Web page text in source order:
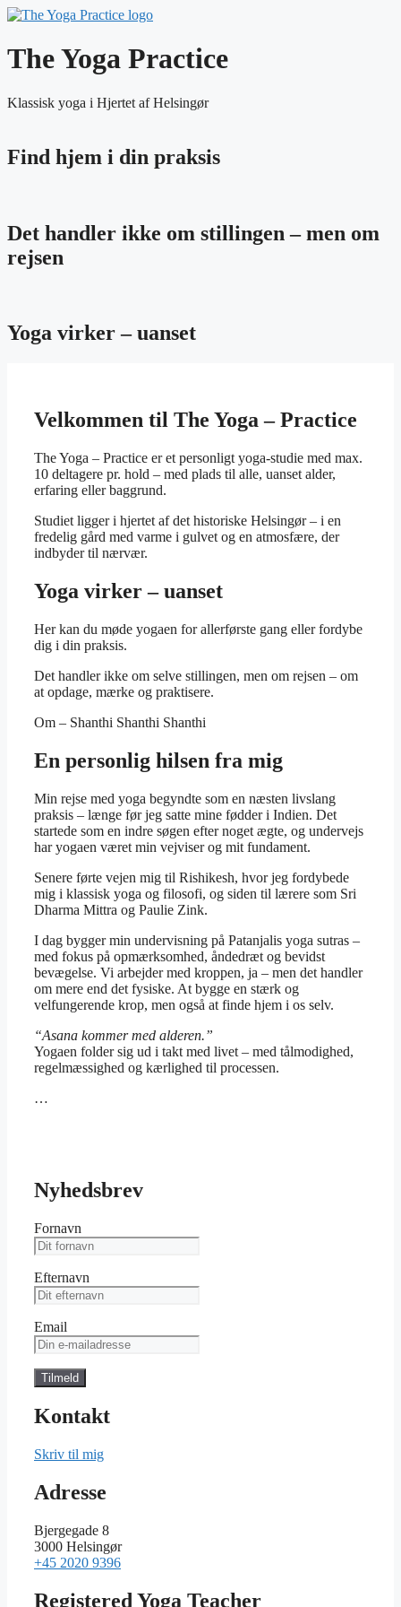
The Yoga Practice
Klassisk yoga i Hjertet af Helsingør
Find hjem i din praksis
Det handler ikke om stillingen – men om
rejsen
Yoga virker – uanset
Velkommen til The Yoga – Practice
The Yoga – Practice er et personligt yoga-studie med max.
10 deltagere pr. hold – med plads til alle, uanset alder,
erfaring eller baggrund.
Studiet ligger i hjertet af det historiske Helsingør – i en
fredelig gård med varme i gulvet og en atmosfære, der
indbyder til nærvær.
Yoga virker – uanset
Her kan du møde yogaen for allerførste gang eller fordybe
dig i din praksis.
Det handler ikke om selve stillingen, men om rejsen – om
at opdage, mærke og praktisere.
Om – Shanthi Shanthi Shanthi
En personlig hilsen fra mig
Min rejse med yoga begyndte som en næsten livslang
praksis – længe før jeg satte mine fødder i Indien. Det
startede som en indre søgen efter noget ægte, og undervejs
har yogaen været min vejviser og mit fundament.
Senere førte vejen mig til Rishikesh, hvor jeg fordybede
mig i klassisk yoga og filosofi, og siden til lærere som Sri
Dharma Mittra og Paulie Zink.
I dag bygger min undervisning på Patanjalis yoga sutras –
med fokus på opmærksomhed, åndedræt og bevidst
bevægelse. Vi arbejder med kroppen, ja – men det handler
om mere end det fysiske. At bygge en stærk og
velfungerende krop, men også at finde hjem i os selv.
“Asana kommer med alderen.”
Yogaen folder sig ud i takt med livet – med tålmodighed,
regelmæssighed og kærlighed til processen.
…
Nyhedsbrev
Fornavn
Efternavn
Email
Kontakt
Skriv til mig
Adresse
Bjergegade 8
3000 Helsingør
+45 2020 9396
Registered Yoga Teacher